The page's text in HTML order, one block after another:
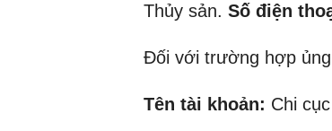
Thủy sản. Số điện
Đối với trường hợp
Tên tài khoản: Chi